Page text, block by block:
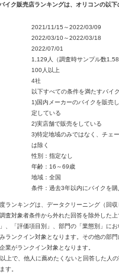
イク販売店ランキングは、オリコンの以下
2021/11/15～2022/03/09
2022/03/10～2022/03/18
2022/07/01
1,129人（調査時サンプル数
100人以上
4社
以下すべての条件を満たすバイ
1)国内メーカーのバイクを販売
定している
2)実店舗で販売をしている
3)特定地域のみではなく、チ
は除く
性別：指定なし
年齢：16～69歳
地域：全国
条件：過去3年以内にバイクを
ランキングは、データクリーニング（回
査対象者条件から外れた回答を除外した上
、「評価項目別」、部門の「業態別」にお
ランクイン対象となります。その他の部
業がランクイン対象となります。
上で、他人に薦めたくないと回答した人
す。